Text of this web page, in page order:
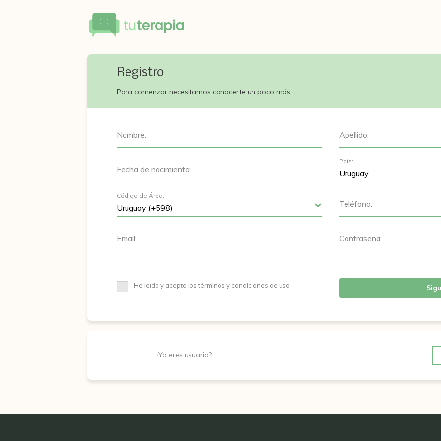
Registro
Para comenzar necesitamos conocerte un poco más
Nombre: Apellido:
Fecha de nacimiento:
País:
Código de Área:
Teléfono:
Email: Contraseña:
He leído y acepto los términos y condiciones de uso
¿Ya eres usuario?